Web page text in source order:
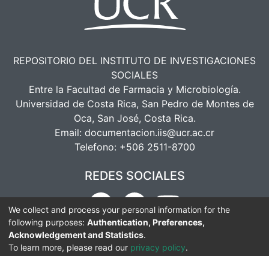
REPOSITORIO DEL INSTITUTO DE INVESTIGACIONES
SOCIALES
Entre la Facultad de Farmacia y Microbiología.
Universidad de Costa Rica, San Pedro de Montes de
Oca, San José, Costa Rica.
Email: documentacion.iis@ucr.ac.cr
Telefono: +506 2511-8700
REDES SOCIALES
We collect and process your personal information for the
following purposes: Authentication, Preferences,
Acknowledgement and Statistics.
To learn more, please read our privacy policy.